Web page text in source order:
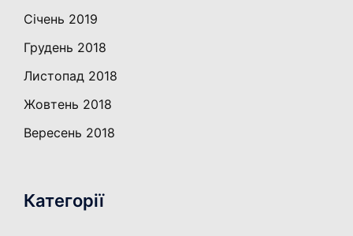
Січень 2019
Грудень 2018
Листопад 2018
Жовтень 2018
Вересень 2018
Категорії